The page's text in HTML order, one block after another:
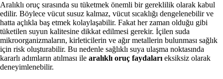
Aralıklı oruç sırasında su tüketmek önemli bir gereklilik olarak kabul
edilir. Böylece vücut susuz kalmaz, vücut sıcaklığı dengelenebilir ve
hatta açlıkla baş etmek kolaylaşabilir. Fakat her zaman olduğu gibi
tüketilen suyun kalitesine dikkat edilmesi gerekir. İçilen suda
mikroorganizmaların, kirleticilerin ve ağır metallerin bulunması sağlık
için risk oluşturabilir. Bu nedenle sağlıklı suya ulaşma noktasında
kararlı adımların atılması ile aralıklı oruç faydalarıeksiksiz olarak
deneyimlenebilir.